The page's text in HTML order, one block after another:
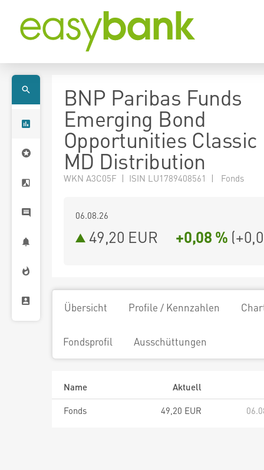
BNP Paribas Funds
Emerging Bond
Opportunities Classic
MD Distribution
WKN A3C05F | ISIN LU1789408561 | Fonds
06.08.26
49,20 EUR +0,08 % (
Übersicht Profile / Kennzahlen
Fondsprofil Ausschüttungen
Name
Aktuell
Fonds
49,20 EUR